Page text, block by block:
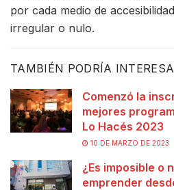
por cada medio de
irregular o nulo.
TAMBIÉN PODRÍA
Comenzó la
mejores
Lo Hacés 2023
10 DE MARZO DE 2023
¿Es imposible o
emprender